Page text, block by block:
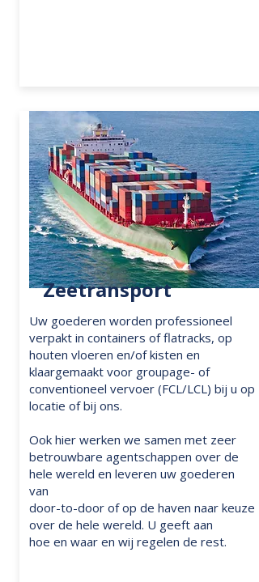
Zeetransport
Uw goederen worden professioneel
verpakt in containers of flatracks, op
houten vloeren en/of kisten en
klaargemaakt voor groupage- of
conventioneel vervoer (FCL/LCL) bij u op
locatie of bij ons.
Ook hier werken we samen met zeer
betrouwbare agentschappen over de
hele wereld en leveren uw goederen
van
door-to-door of op de haven naar keuze
over de hele wereld. U geeft aan
hoe en waar en wij regelen de rest.